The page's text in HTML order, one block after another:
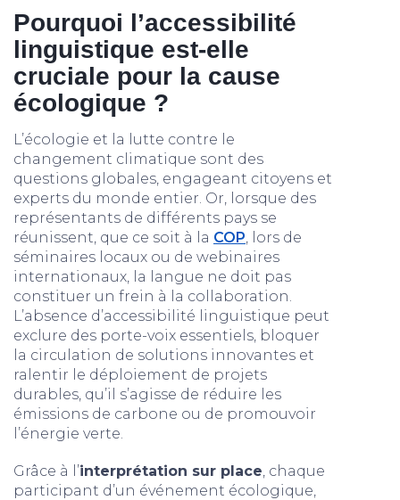
Pourquoi l’accessibilité
linguistique est-elle
cruciale pour la cause
écologique ?
L’écologie et la lutte contre le
changement climatique sont des
questions globales, engageant citoyens et
experts du monde entier. Or, lorsque des
représentants de différents pays se
réunissent, que ce soit à la COP, lors de
séminaires locaux ou de webinaires
internationaux, la langue ne doit pas
constituer un frein à la collaboration.
L’absence d’accessibilité linguistique peut
exclure des porte-voix essentiels, bloquer
la circulation de solutions innovantes et
ralentir le déploiement de projets
durables, qu’il s’agisse de réduire les
émissions de carbone ou de promouvoir
l’énergie verte.
Grâce à l’interprétation sur place, chaque
participant d’un événement écologique,